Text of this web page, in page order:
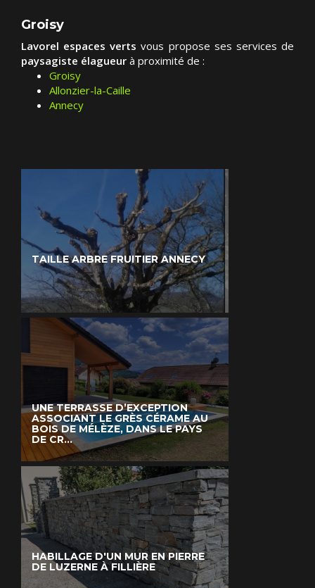
Groisy
Lavorel espaces verts vous propose ses services de
paysagiste élagueur à proximité de :
Groisy
Allonzier-la-Caille
Annecy
TAILLE ARBRE FRUITIER ANNECY
UNE TERRASSE D’EXCEPTION
ASSOCIANT LE GRÈS CÉRAME AU
BOIS DE MÉLÈZE, DANS LE PAYS
DE CR...
HABILLAGE D'UN MUR EN PIERRE
DE LUZERNE À FILLIÈRE